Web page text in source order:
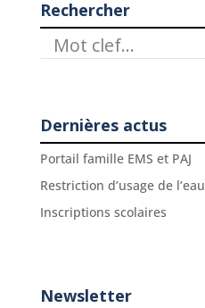
Rechercher
Dernières actus
Portail famille EMS et PAJ
Restriction d’usage de l’eau
Inscriptions scolaires
Newsletter